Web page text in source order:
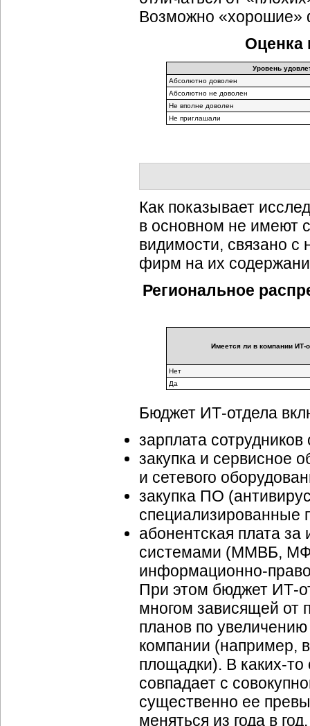
Возможно «хорошие»
Оценка
Уровень
Абсолютно доволен
Абсолютно не доволен
Не вполне доволен
Не приглашали
Как показывает
в основном не имеют
видимости, связано с
фирм на их
Региональное
Имеется ли в компании ИТ-
Нет
Да
Бюджет ИТ-отдела
зарплата сотрудников
закупка и сервисное
и сетевого
закупка ПО
специализированные
абонентская плата
системами (ММВБ,
информационно-
При этом бюджет ИТ-
многом зависящей от
планов по
компании (например,
площадки). В каких-то
совпадает с
существенно ее
меняться из года в год.